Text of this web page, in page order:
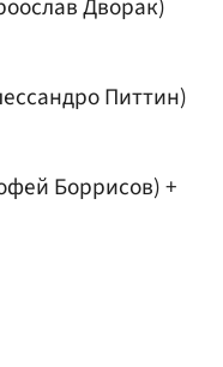
Дворак)
Питтин)
Боррисов) +